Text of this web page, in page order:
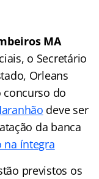
MA
o Secretário
Orleans
do
deve ser
da banca
na íntegra
previstos os